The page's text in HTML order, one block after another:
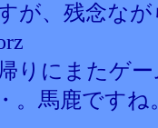
が、残念な
りにまたゲ
。馬鹿ですね